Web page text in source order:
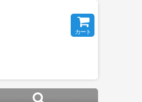
カート